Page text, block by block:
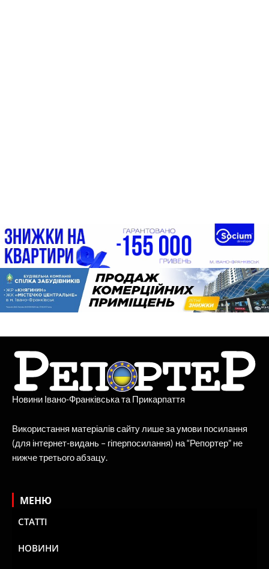
Новини Івано-Франківська та Прикарпаття
Використання матеріалів сайту лише за умови посилання
(для інтернет-видань – гіперпосилання) на “Репортер” не
нижче третього абзацу.
МЕНЮ
СТАТТІ
НОВИНИ